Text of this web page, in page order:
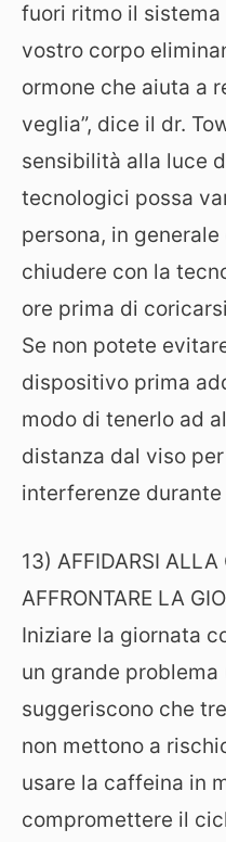
fuori ritmo il
vostro corpo
ormone che aiuta a
veglia”, dice il dr.
sensibilità alla luce
tecnologici possa
persona, in
chiudere con la
ore prima di
Se non potete
dispositivo prima
modo di tenerlo ad
distanza dal viso
interferenze durante
13) AFFIDARSI ALLA
AFFRONTARE LA
Iniziare la giornata
un grande
suggeriscono che
non mettono a
usare la caffeina in
compromettere il